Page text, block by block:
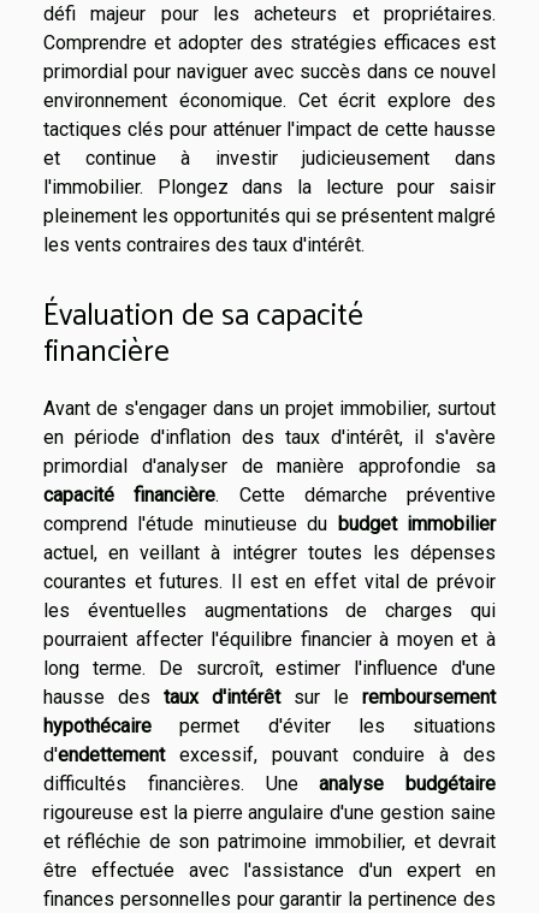
défi majeur pour les acheteurs et propriétaires.
Comprendre et adopter des stratégies efficaces est
primordial pour naviguer avec succès dans ce nouvel
environnement économique. Cet écrit explore des
tactiques clés pour atténuer l'impact de cette hausse
et continue à investir judicieusement dans
l'immobilier. Plongez dans la lecture pour saisir
pleinement les opportunités qui se présentent malgré
les vents contraires des taux d'intérêt.
Évaluation de sa capacité
financière
Avant de s'engager dans un projet immobilier, surtout
en période d'inflation des taux d'intérêt, il s'avère
primordial d'analyser de manière approfondie sa
capacité financière. Cette démarche préventive
comprend l'étude minutieuse du budget immobilier
actuel, en veillant à intégrer toutes les dépenses
courantes et futures. Il est en effet vital de prévoir
les éventuelles augmentations de charges qui
pourraient affecter l'équilibre financier à moyen et à
long terme. De surcroît, estimer l'influence d'une
hausse des taux d'intérêtsur le remboursement
hypothécaire permet d'éviter les situations
d'endettementexcessif, pouvant conduire à des
difficultés financières. Uneanalyse budgétaire
rigoureuse est la pierre angulaire d'une gestion saine
et réfléchie de son patrimoine immobilier, et devrait
être effectuée avec l'assistance d'un expert en
finances personnelles pour garantir la pertinence des